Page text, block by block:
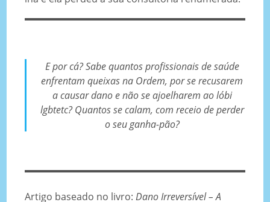
E por cá? Sabe quantos profissionais de saúde
enfrentam queixas na Ordem, por se recusarem
a causar dano e não se ajoelharem ao lóbi
lgbtetc? Quantos se calam, com receio de perder
o seu ganha-pão?
Artigo baseado no livro:Dano Irreversível – A